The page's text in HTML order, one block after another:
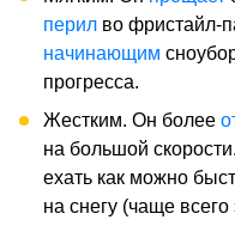
перил во фристайл-
начинающим
прогресса.
Жестким. Он более
на большой
ехать как можно
на снегу (чаще